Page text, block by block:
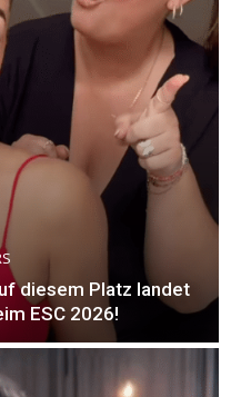
diesem Platz landet
ESC 2026!